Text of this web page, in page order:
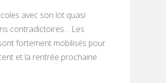
avec son lot quasi
contradictoires… Les
fortement mobilisés pour
et la rentrée prochaine